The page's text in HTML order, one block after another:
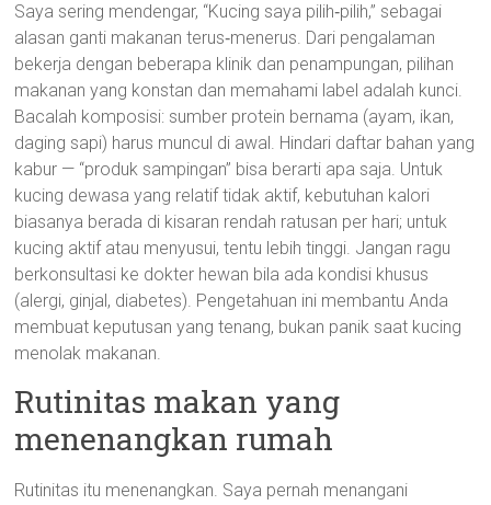
Saya sering mendengar, “Kucing saya pilih‑pilih,” sebagai
alasan ganti makanan terus‑menerus. Dari pengalaman
bekerja dengan beberapa klinik dan penampungan, pilihan
makanan yang konstan dan memahami label adalah kunci.
Bacalah komposisi: sumber protein bernama (ayam, ikan,
daging sapi) harus muncul di awal. Hindari daftar bahan yang
kabur — “produk sampingan” bisa berarti apa saja. Untuk
kucing dewasa yang relatif tidak aktif, kebutuhan kalori
biasanya berada di kisaran rendah ratusan per hari; untuk
kucing aktif atau menyusui, tentu lebih tinggi. Jangan ragu
berkonsultasi ke dokter hewan bila ada kondisi khusus
(alergi, ginjal, diabetes). Pengetahuan ini membantu Anda
membuat keputusan yang tenang, bukan panik saat kucing
menolak makanan.
Rutinitas makan yang
menenangkan rumah
Rutinitas itu menenangkan. Saya pernah menangani